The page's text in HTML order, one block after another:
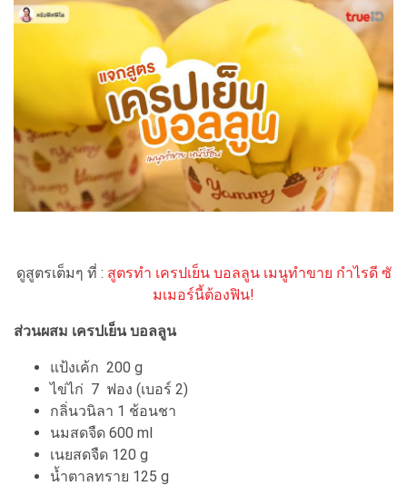
ดูสูตรเต็มๆ ที่ : สูตรทำ เครปเย็น บอลลูน เมนูทำขาย กำไรดี ซั
มเมอร์นี้ต้องฟิน!
ส่วนผสม เครปเย็น บอลลูน
แป้งเค้ก 200 g
ไข่ไก่ 7 ฟอง (เบอร์ 2)
กลิ่นวนิลา 1 ช้อนชา
นมสดจืด 600 ml
เนยสดจืด 120 g
น้ำตาลทราย 125 g